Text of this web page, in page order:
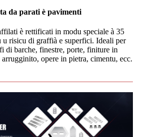
da parati è pavimenti
è rettificati in modu speciale à 35
u risicu di graffià e superfici. Ideali per
di barche, finestre, porte, finiture in
opere in pietra, cimentu, ecc.